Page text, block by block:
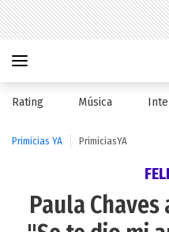
Rating Música
Primicias YA PrimiciasYA
Paula